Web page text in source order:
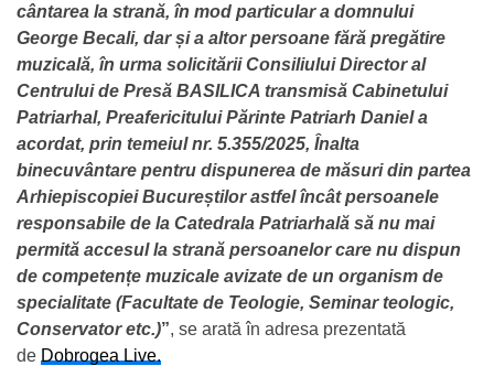
cântarea la strană, în mod particular a domnului
George Becali, dar și a altor persoane fără pregătire
muzicală, în urma solicitării Consiliului Director al
Centrului de Presă BASILICA transmisă Cabinetului
Patriarhal, Preafericitului Părinte Patriarh Daniel a
acordat, prin temeiul nr. 5.355/2025, Înalta
binecuvântare pentru dispunerea de măsuri din partea
Arhiepiscopiei Bucureștilor astfel încât persoanele
responsabile de la Catedrala Patriarhală să nu mai
permită accesul la strană persoanelor care nu dispun
de competențe muzicale avizate de un organism de
specialitate (Facultate de Teologie, Seminar teologic,
Conservator etc.)”, se arată în adresa prezentată
de Dobrogea Live.